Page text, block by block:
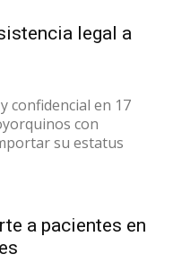
legal a
confidencial en 17
con
su estatus
a pacientes en